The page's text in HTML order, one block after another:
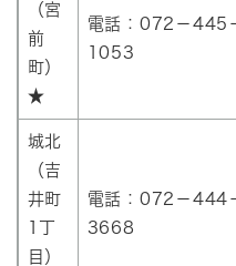
（宮
前
町）
★
電話：072－445
1053
城北
（吉
井町
目）
電話：072－444
3668